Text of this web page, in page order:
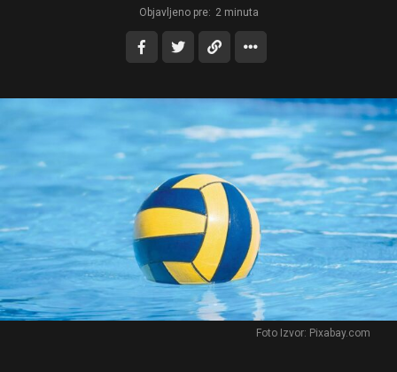
Objavljeno pre: 2 minuta
Foto Izvor: Pixabay.com